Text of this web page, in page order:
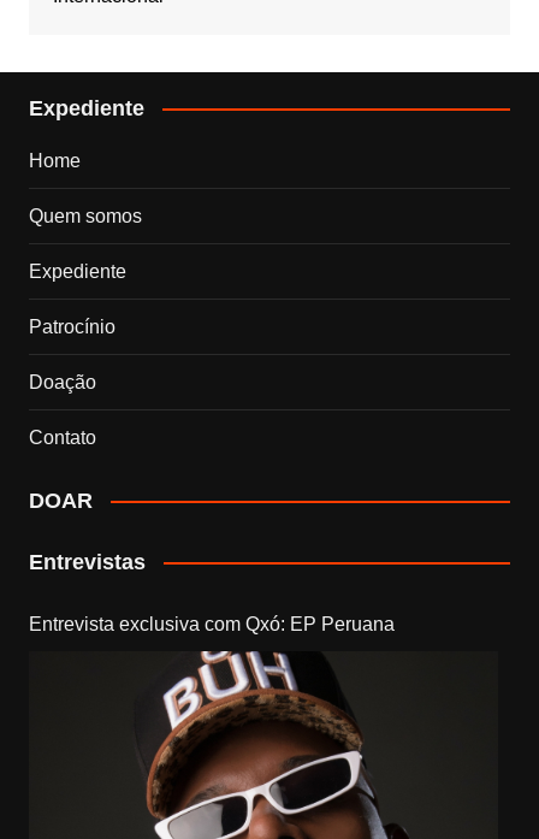
Expediente
Home
Quem somos
Expediente
Patrocínio
Doação
Contato
DOAR
Entrevistas
Entrevista exclusiva com Qxó: EP Peruana